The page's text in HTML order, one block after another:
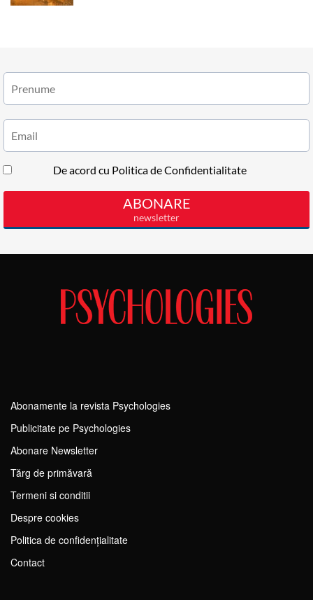
Abonamente la revista Psychologies
Publicitate pe Psychologies
Abonare Newsletter
Tărg de primăvară
Termeni si conditii
Despre cookies
Politica de confidențialitate
Contact